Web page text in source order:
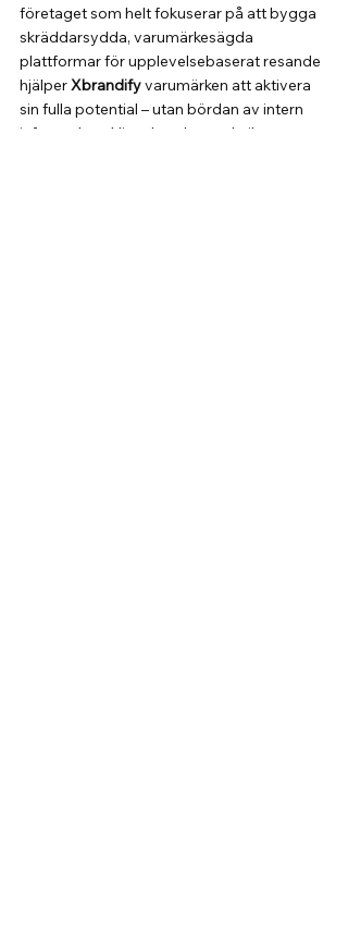
företaget som helt fokuserar på att bygga
skräddarsydda, varumärkesägda
plattformar för upplevelsebaserat resande
hjälper Xbrandify varumärken att aktivera
sin fulla potential – utan bördan av intern
infrastruktur. Vi tar hand om teknik,